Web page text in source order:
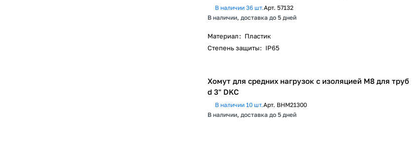
В наличии 36 шт.Арт. 57132
В наличии, доставка до 5 дней
Материал: Пластик
Степень защиты: IP65
Хомут для средних нагрузок с изоляцией М8 для труб
d 3" DKC
В наличии 10 шт.Арт. BHM21300
В наличии, доставка до 5 дней